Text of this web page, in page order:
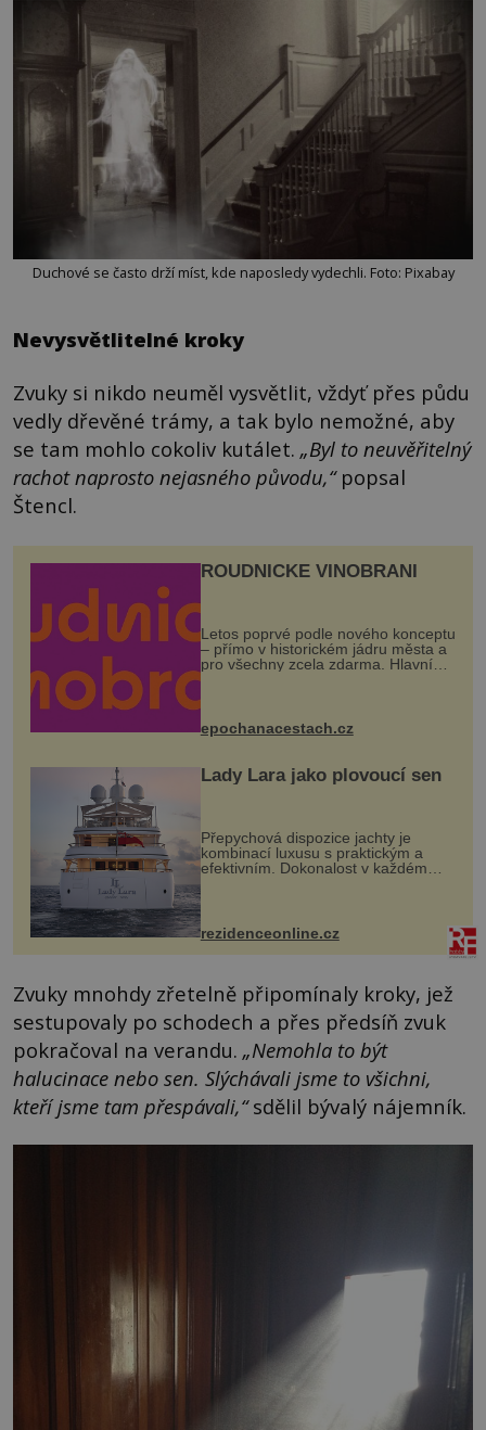
Duchové se často drží míst, kde naposledy vydechli. Foto: Pixabay
Nevysvětlitelné kroky
Zvuky si nikdo neuměl vysvětlit, vždyť přes půdu
vedly dřevěné trámy, a tak bylo nemožné, aby
se tam mohlo cokoliv kutálet. „Byl to neuvěřitelný
rachot naprosto nejasného původu,“popsal
Štencl.
ROUDNICKÉ VINOBRANÍ
Letos poprvé podle nového konceptu
– přímo v historickém jádru města a
pro všechny zcela zdarma. Hlavní
program se odehraje na Karlově a
mohou těšit na víno, burčák, pes...
epochanacestach.cz
Lady Lara jako plovoucí sen
Přepychová dispozice jachty je
kombinací luxusu s praktickým a
efektivním. Dokonalost v každém
detailu představuje značka Fendi
Casa, kterou byly vybaveny její
paluby. Monacký přístav nabízí
každoročn...
rezidenceonline.cz
Zvuky mnohdy zřetelně připomínaly kroky, jež
sestupovaly po schodech a přes předsíň zvuk
pokračoval na verandu. „Nemohla to být
halucinace nebo sen. Slýchávali jsme to všichni,
kteří jsme tam přespávali,“sdělil bývalý nájemník.